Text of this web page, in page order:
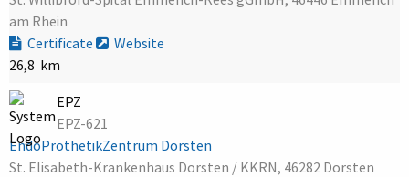
am Rhein
Certificate
Website
26,8 km
EPZ
EPZ-621
EndoProthetikZentrum Dorsten
St. Elisabeth-Krankenhaus Dorsten / KKRN, 46282 Dorsten